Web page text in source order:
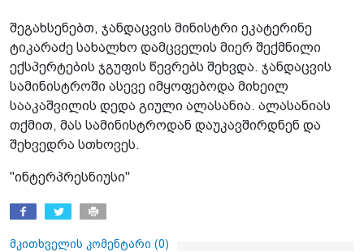
შეგახსენებთ, ჯანდაცვის მინისტრი ეკატერინე
ტიკარაძე სახალხო დამცველის მიერ შექმნილი
ექსპერტების ჯგუფის წევრებს შეხვდა. ჯანდაცვის
სამინისტროში ასევე იმყოფებოდა მიხეილ
სააკაშვილის დედა გიული ალასანია. ალასანიას
თქმით, მას სამინისტროდან დაუკავშირდნენ და
შეხვედრა სთხოვეს.
"ინტერპრესნიუსი"
მკითხველის კომენტარი (0)